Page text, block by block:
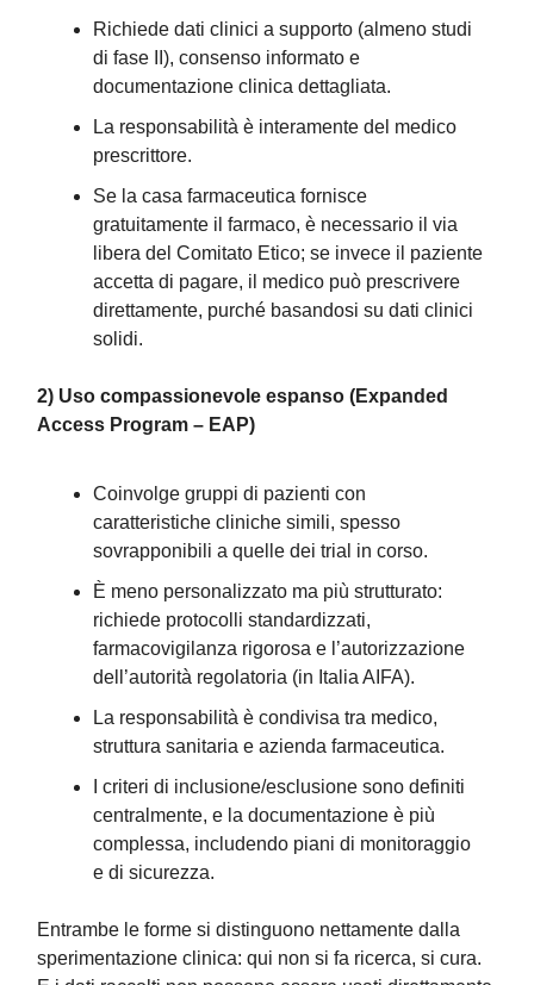
Richiede dati clinici a supporto (almeno studi
di fase II), consenso informato e
documentazione clinica dettagliata.
La responsabilità è interamente del medico
prescrittore.
Se la casa farmaceutica fornisce
gratuitamente il farmaco, è necessario il via
libera del Comitato Etico; se invece il paziente
accetta di pagare, il medico può prescrivere
direttamente, purché basandosi su dati clinici
solidi.
2) Uso compassionevole espanso (Expanded
Access Program – EAP)
Coinvolge gruppi di pazienti con
caratteristiche cliniche simili, spesso
sovrapponibili a quelle dei trial in corso.
È meno personalizzato ma più strutturato:
richiede protocolli standardizzati,
farmacovigilanza rigorosa e l’autorizzazione
dell’autorità regolatoria (in Italia AIFA).
La responsabilità è condivisa tra medico,
struttura sanitaria e azienda farmaceutica.
I criteri di inclusione/esclusione sono definiti
centralmente, e la documentazione è più
complessa, includendo piani di monitoraggio
e di sicurezza.
Entrambe le forme si distinguono nettamente dalla
sperimentazione clinica: qui non si fa ricerca, si cura.